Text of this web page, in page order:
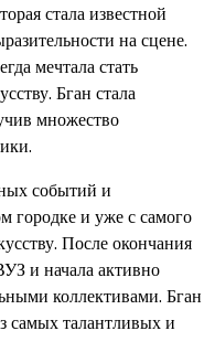
стала известной
на сцене.
мечтала стать
Бган стала
множество
событий и
городке и уже с самого
После окончания
и начала активно
коллективами. Бган
самых талантливых и